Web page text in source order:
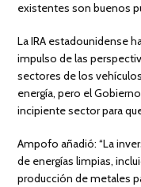
existentes son buenos
La IRA estadounidense
impulso de las
sectores de los
energía, pero el
incipiente sector para
Ampofo añadió: “La
de energías limpias,
producción de metales